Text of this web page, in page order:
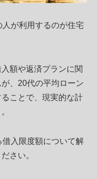
が利用するのが住宅
額や返済プランに関
、20代の平均ローン
ことで、現実的な計
入限度額について解
さい。